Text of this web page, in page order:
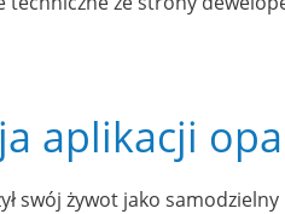
aplikacji
swój żywot jako